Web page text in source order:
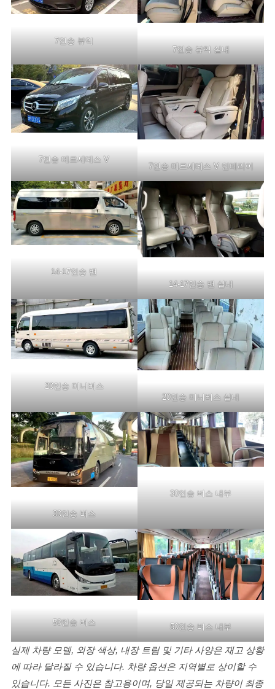
7인승 뷰익
7인승 뷰익 실내
7인승 메르세데스 V
7인승 메르세데스 V 인테리어
14-17인승 밴
14-17인승 밴 실내
20인승 미니버스
20인승 미니버스 실내
30인승 버스
30인승 버스 내부
50인승 버스 50인승 버스 내부
실제 차량 모델, 외장 색상, 내장 트림 및 기타 사양은 재고 상황
에 따라 달라질 수 있습니다. 차량 옵션은 지역별로 상이할 수
있습니다. 모든 사진은 참고용이며, 당일 제공되는 차량이 최종